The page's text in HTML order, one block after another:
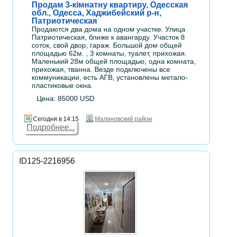
Продам 3-кімнатну квартиру, Одесская
обл., Одесса, Хаджибейский р-н,
Патриотическая
Продаются два дома на одном участке. Улица
Патриотическая, ближе к авангарду. Участок 8
соток, свой двор, гараж. Большой дом общей
площадью 62м. , 3 комнаты, туалет, прихожая.
Маленький 28м общей площадью, одна комната,
прихожая, тванна. Везде подключены все
коммуникации, есть АГВ, установлены метало-
пластиковые окна.
Цена: 85000 USD
Сегодня в 14:15 Малиновский район
Подробнее...
ID125-2216956